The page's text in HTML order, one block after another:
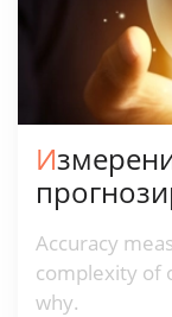
Измерение точности
Accuracy
complexity of
why.